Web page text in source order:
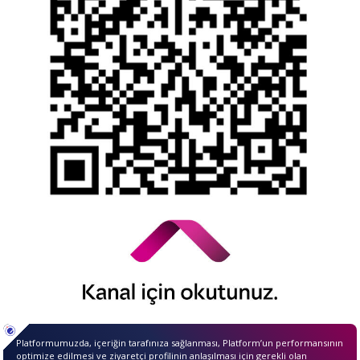
YTM - Zamanaşımına Uğrayacak Emanet ve
Alacaklar
Kamuyu Aydınlatma Esaslarına İlişkin Duyuru
QNBiştirakidir.